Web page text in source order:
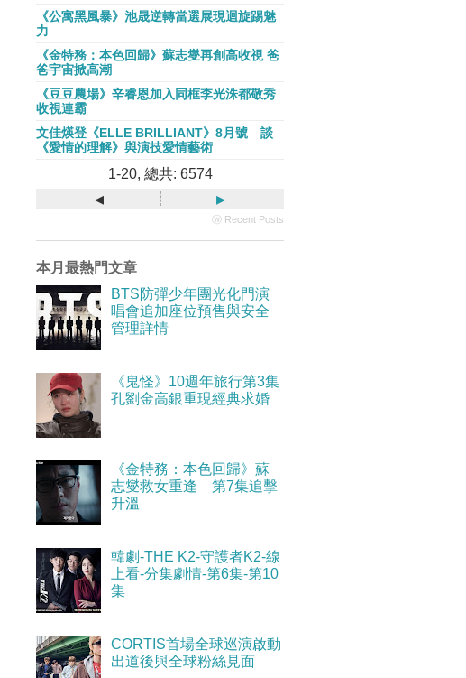
《公寓黑風暴》池晟逆轉當選展現迴旋踢魅
力
《金特務：本色回歸》蘇志燮再創高收視 爸
爸宇宙掀高潮
《豆豆農場》辛睿恩加入同框李光洙都敬秀
收視連霸
文佳煐登《ELLE BRILLIANT》8月號 談
《愛情的理解》與演技愛情藝術
1-20, 總共: 6574
◂ ▸
ⓦ Recent Posts
本月最熱門文章
BTS防彈少年團光化門演
唱會追加座位預售與安全
管理詳情
《鬼怪》10週年旅行第3集
孔劉金高銀重現經典求婚
《金特務：本色回歸》蘇
志燮救女重逢 第7集追擊
升溫
韓劇-THE K2-守護者K2-線
上看-分集劇情-第6集-第10
集
CORTIS首場全球巡演啟動
出道後與全球粉絲見面